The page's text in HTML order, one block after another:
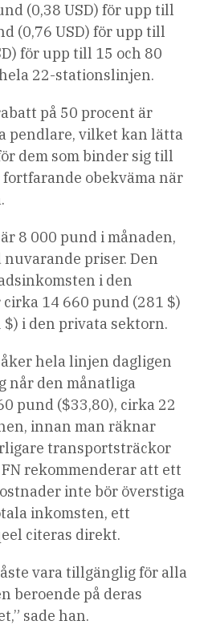
(0,38 USD) för upp till
(0,76 USD) för upp till
för upp till 15 och 80
22-stationslinjen.
på 50 procent är
pendlare, vilket kan lätta
dem som binder sig till
obekväma när
8 000 pund i månaden,
priser. Den
i den
14 660 pund (281 $)
i den privata sektorn.
hela linjen dagligen
når den månatliga
pund ($33,80), cirka 22
innan man räknar
transportsträckor
rekommenderar att ett
inte bör överstiga
inkomsten, ett
citeras direkt.
vara tillgänglig för alla
beroende på deras
sade han.